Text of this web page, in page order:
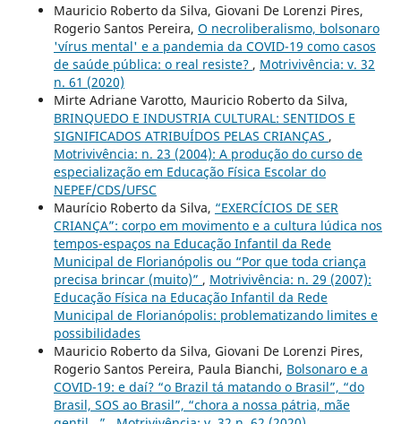
Mauricio Roberto da Silva, Giovani De Lorenzi Pires,
Rogerio Santos Pereira, O necroliberalismo, bolsonaro
'vírus mental' e a pandemia da COVID-19 como casos
de saúde pública: o real resiste? , Motrivivência: v. 32
n. 61 (2020)
Mirte Adriane Varotto, Mauricio Roberto da Silva,
BRINQUEDO E INDUSTRIA CULTURAL: SENTIDOS E
SIGNIFICADOS ATRIBUÍDOS PELAS CRIANÇAS ,
Motrivivência: n. 23 (2004): A produção do curso de
especialização em Educação Física Escolar do
NEPEF/CDS/UFSC
Maurício Roberto da Silva, “EXERCÍCIOS DE SER
CRIANÇA”: corpo em movimento e a cultura lúdica nos
tempos-espaços na Educação Infantil da Rede
Municipal de Florianópolis ou “Por que toda criança
precisa brincar (muito)” , Motrivivência: n. 29 (2007):
Educação Física na Educação Infantil da Rede
Municipal de Florianópolis: problematizando limites e
possibilidades
Mauricio Roberto da Silva, Giovani De Lorenzi Pires,
Rogerio Santos Pereira, Paula Bianchi, Bolsonaro e a
COVID-19: e daí? “o Brazil tá matando o Brasil”, “do
Brasil, SOS ao Brasil”, “chora a nossa pátria, mãe